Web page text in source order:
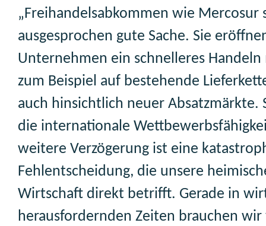
„Freihandelsabkommen wie Mercosur
ausgesprochen gute Sache. Sie
Unternehmen ein schnelleres Handeln
zum Beispiel auf bestehende
auch hinsichtlich neuer Absatzmärkte.
die internationale
weitere Verzögerung ist eine
Fehlentscheidung, die unsere
Wirtschaft direkt betrifft. Gerade in
herausfordernden Zeiten brauchen wir